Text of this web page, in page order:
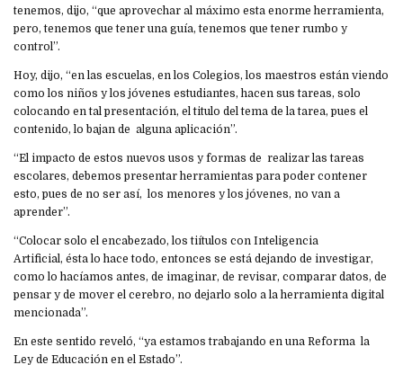
tenemos, dijo, “que aprovechar al máximo esta enorme herramienta,
pero, tenemos que tener una guía, tenemos que tener rumbo y
control”.
Hoy, dijo, “en las escuelas, en los Colegios, los maestros están viendo
como los niños y los jóvenes estudiantes, hacen sus tareas, solo
colocando en tal presentación, el titulo del tema de la tarea, pues el
contenido, lo bajan de alguna aplicación”.
“El impacto de estos nuevos usos y formas de realizar las tareas
escolares, debemos presentar herramientas para poder contener
esto, pues de no ser así, los menores y los jóvenes, no van a
aprender”.
“Colocar solo el encabezado, los tiítulos con Inteligencia
Artificial, ésta lo hace todo, entonces se está dejando de investigar,
como lo hacíamos antes, de imaginar, de revisar, comparar datos, de
pensar y de mover el cerebro, no dejarlo solo a la herramienta digital
mencionada”.
En este sentido reveló, “ya estamos trabajando en una Reforma la
Ley de Educación en el Estado”.